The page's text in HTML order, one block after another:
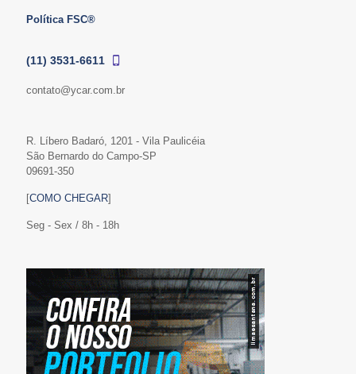
Política FSC®
(11) 3531-6611
contato@ycar.com.br
R. Líbero Badaró, 1201 - Vila Paulicéia
São Bernardo do Campo-SP
09691-350
[COMO CHEGAR]
Seg - Sex / 8h - 18h